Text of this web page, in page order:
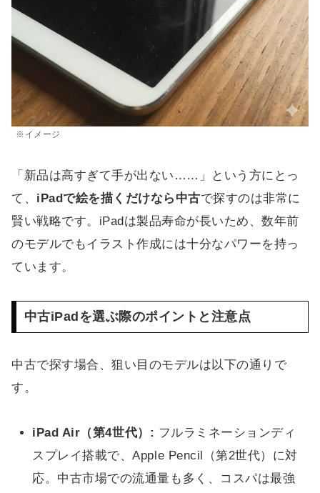
※イメージ
「新品は高すぎて手が出ない……」という方にとっ
て、 iPadで絵を描くだけなら中古で探すのは非常に
賢い戦略です。iPadは製品寿命が長いため、数年前
のモデルでもイラスト作成には十分なパワーを持っ
ています。
中古iPadを選ぶ際のポイントと注意点
中古で探す場合、狙い目のモデルは以下の通りで
す。
iPad Air（第4世代）: フルラミネーションディ
スプレイ搭載で、Apple Pencil（第2世代）に対
応。中古市場での流通量も多く、コスパは最強